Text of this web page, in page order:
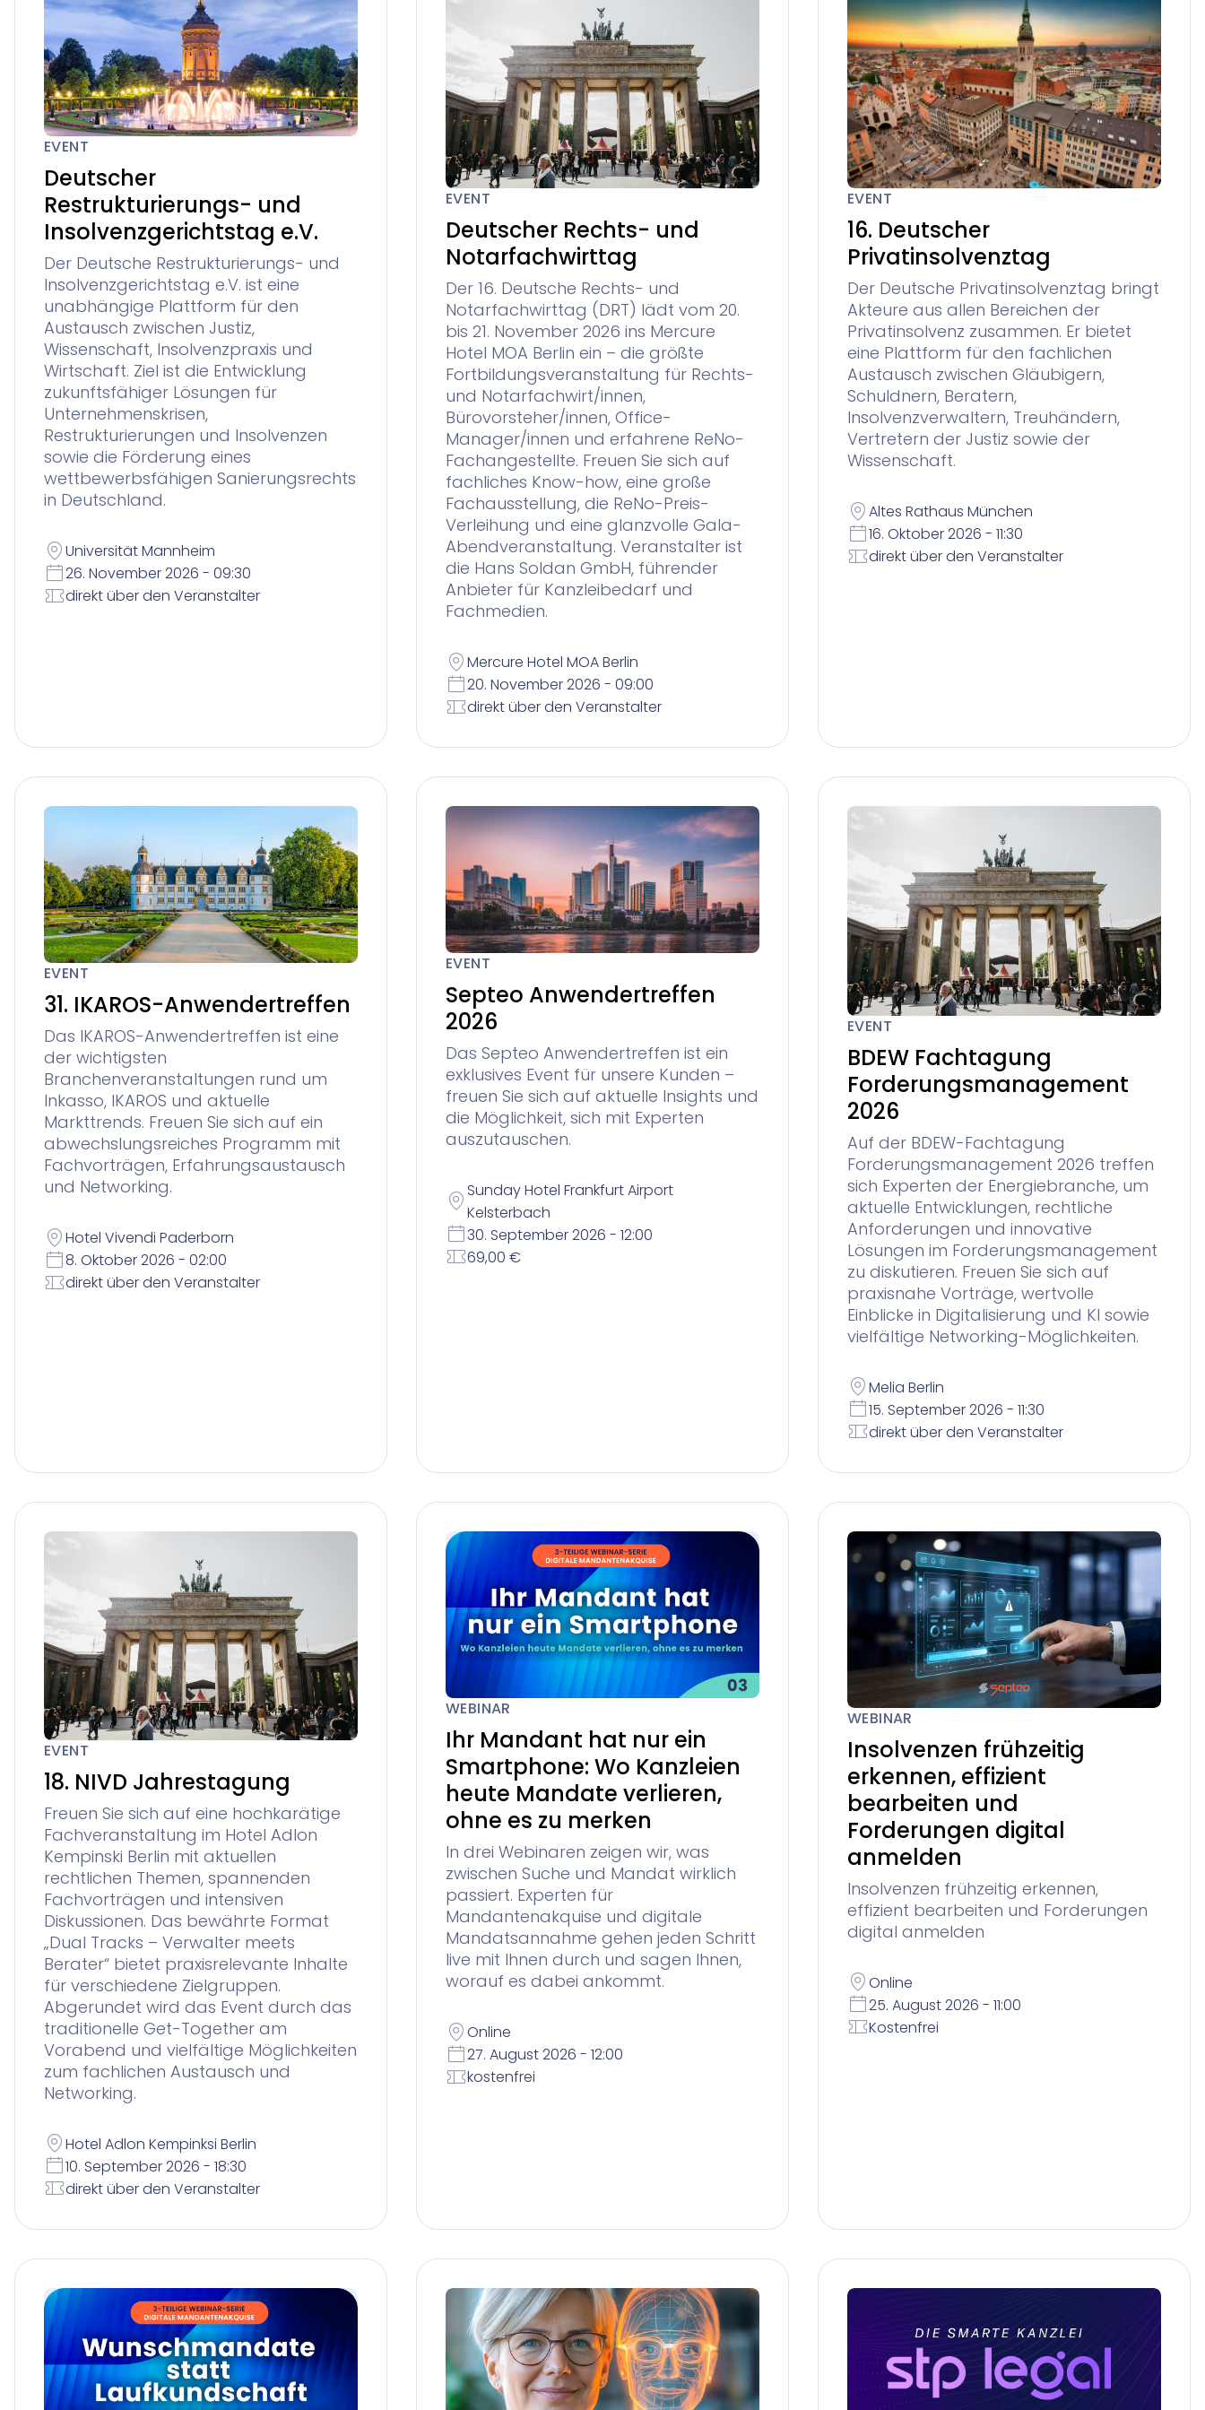
EVENT
Deutscher
Restrukturierungs- und
Insolvenzgerichtstag e.V.
Der Deutsche Restrukturierungs- und
Insolvenzgerichtstag e.V. ist eine
unabhängige Plattform für den
Austausch zwischen Justiz,
Wissenschaft, Insolvenzpraxis und
Wirtschaft. Ziel ist die Entwicklung
zukunftsfähiger Lösungen für
Unternehmenskrisen,
Restrukturierungen und Insolvenzen
sowie die Förderung eines
wettbewerbsfähigen Sanierungsrechts
in Deutschland.
Universität Mannheim
26. November 2026 - 09:30
direkt über den Veranstalter
EVENT
Deutscher Rechts- und
Notarfachwirttag
Der 16. Deutsche Rechts- und
Notarfachwirttag (DRT) lädt vom 20.
bis 21. November 2026 ins Mercure
Hotel MOA Berlin ein – die größte
Fortbildungsveranstaltung für Rechts-
und Notarfachwirt/innen,
Bürovorsteher/innen, Office-
Manager/innen und erfahrene ReNo-
Fachangestellte. Freuen Sie sich auf
fachliches Know-how, eine große
Fachausstellung, die ReNo-Preis-
Verleihung und eine glanzvolle Gala-
Abendveranstaltung. Veranstalter ist
die Hans Soldan GmbH, führender
Anbieter für Kanzleibedarf und
Fachmedien.
Mercure Hotel MOA Berlin
20. November 2026 - 09:00
direkt über den Veranstalter
EVENT
16. Deutscher
Privatinsolvenztag
Der Deutsche Privatinsolvenztag bringt
Akteure aus allen Bereichen der
Privatinsolvenz zusammen. Er bietet
eine Plattform für den fachlichen
Austausch zwischen Gläubigern,
Schuldnern, Beratern,
Insolvenzverwaltern, Treuhändern,
Vertretern der Justiz sowie der
Wissenschaft.
Altes Rathaus München
16. Oktober 2026 - 11:30
direkt über den Veranstalter
EVENT
31. IKAROS-Anwendertreffen
Das IKAROS-Anwendertreffen ist eine
der wichtigsten
Branchenveranstaltungen rund um
Inkasso, IKAROS und aktuelle
Markttrends. Freuen Sie sich auf ein
abwechslungsreiches Programm mit
Fachvorträgen, Erfahrungsaustausch
und Networking.
Hotel Vivendi Paderborn
8. Oktober 2026 - 02:00
direkt über den Veranstalter
EVENT
Septeo Anwendertreffen
2026
Das Septeo Anwendertreffen ist ein
exklusives Event für unsere Kunden –
freuen Sie sich auf aktuelle Insights und
die Möglichkeit, sich mit Experten
auszutauschen.
Sunday Hotel Frankfurt Airport
Kelsterbach
30. September 2026 - 12:00
69,00 €
EVENT
BDEW Fachtagung
Forderungsmanagement
2026
Auf der BDEW-Fachtagung
Forderungsmanagement 2026 treffen
sich Experten der Energiebranche, um
aktuelle Entwicklungen, rechtliche
Anforderungen und innovative
Lösungen im Forderungsmanagement
zu diskutieren. Freuen Sie sich auf
praxisnahe Vorträge, wertvolle
Einblicke in Digitalisierung und KI sowie
vielfältige Networking-Möglichkeiten.
Melia Berlin
15. September 2026 - 11:30
direkt über den Veranstalter
EVENT
18. NIVD Jahrestagung
Freuen Sie sich auf eine hochkarätige
Fachveranstaltung im Hotel Adlon
Kempinski Berlin mit aktuellen
rechtlichen Themen, spannenden
Fachvorträgen und intensiven
Diskussionen. Das bewährte Format
„Dual Tracks – Verwalter meets
Berater“ bietet praxisrelevante Inhalte
für verschiedene Zielgruppen.
Abgerundet wird das Event durch das
traditionelle Get-Together am
Vorabend und vielfältige Möglichkeiten
zum fachlichen Austausch und
Networking.
Hotel Adlon Kempinksi Berlin
10. September 2026 - 18:30
direkt über den Veranstalter
WEBINAR
Ihr Mandant hat nur ein
Smartphone: Wo Kanzleien
heute Mandate verlieren,
ohne es zu merken
In drei Webinaren zeigen wir, was
zwischen Suche und Mandat wirklich
passiert. Experten für
Mandantenakquise und digitale
Mandatsannahme gehen jeden Schritt
live mit Ihnen durch und sagen Ihnen,
worauf es dabei ankommt.
Online
27. August 2026 - 12:00
kostenfrei
WEBINAR
Insolvenzen frühzeitig
erkennen, effizient
bearbeiten und
Forderungen digital
anmelden
Insolvenzen frühzeitig erkennen,
effizient bearbeiten und Forderungen
digital anmelden
Online
25. August 2026 - 11:00
Kostenfrei